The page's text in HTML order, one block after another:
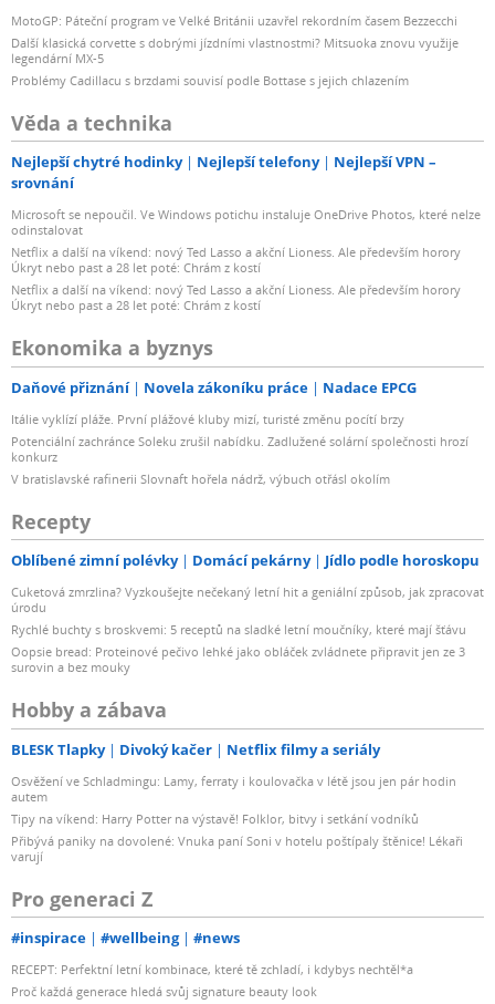
MotoGP: Páteční program ve Velké Británii uzavřel rekordním časem Bezzecchi
Další klasická corvette s dobrými jízdními vlastnostmi? Mitsuoka znovu využije
legendární MX-5
Problémy Cadillacu s brzdami souvisí podle Bottase s jejich chlazením
Věda a technika
Nejlepší chytré hodinky Nejlepší telefony
Nejlepší VPN –
srovnání
Microsoft se nepoučil. Ve Windows potichu instaluje OneDrive Photos, které nelze
odinstalovat
Netflix a další na víkend: nový Ted Lasso a akční Lioness. Ale především horory
Úkryt nebo past a 28 let poté: Chrám z kostí
Netflix a další na víkend: nový Ted Lasso a akční Lioness. Ale především horory
Úkryt nebo past a 28 let poté: Chrám z kostí
Ekonomika a byznys
Daňové přiznání Novela zákoníku práce Nadace EPCG
Itálie vyklízí pláže. První plážové kluby mizí, turisté změnu pocítí brzy
Potenciální zachránce Soleku zrušil nabídku. Zadlužené solární společnosti hrozí
konkurz
V bratislavské rafinerii Slovnaft hořela nádrž, výbuch otřásl okolím
Recepty
Oblíbené zimní polévky Domácí pekárny Jídlo podle horoskopu
Cuketová zmrzlina? Vyzkoušejte nečekaný letní hit a geniální způsob, jak zpracovat
úrodu
Rychlé buchty s broskvemi: 5 receptů na sladké letní moučníky, které mají šťávu
Oopsie bread: Proteinové pečivo lehké jako obláček zvládnete připravit jen ze 3
surovin a bez mouky
Hobby a zábava
BLESK Tlapky Divoký kačer Netflix filmy a seriály
Osvěžení ve Schladmingu: Lamy, ferraty i koulovačka v létě jsou jen pár hodin
autem
Tipy na víkend: Harry Potter na výstavě! Folklor, bitvy i setkání vodníků
Přibývá paniky na dovolené: Vnuka paní Soni v hotelu poštípaly štěnice! Lékaři
varují
Pro generaci Z
#inspirace #wellbeing #news
RECEPT: Perfektní letní kombinace, které tě zchladí, i kdybys nechtěl*a
Proč každá generace hledá svůj signature beauty look